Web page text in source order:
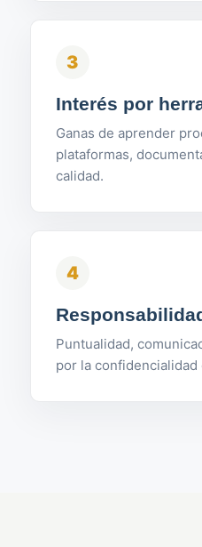
3
Interés por
Ganas de aprender
plataformas,
calidad.
4
Puntualidad,
por la